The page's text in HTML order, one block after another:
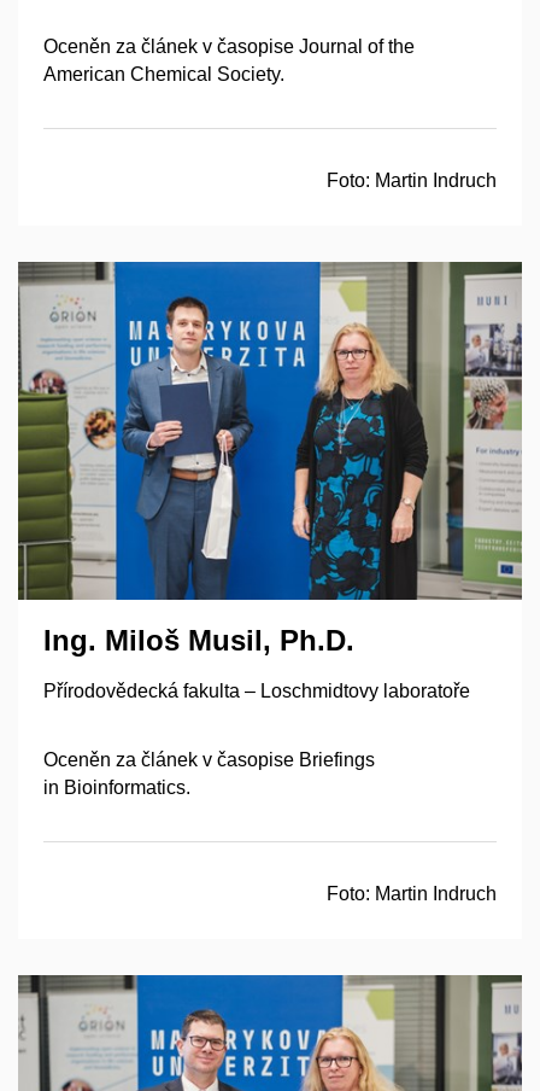
Oceněn za článek v časopise Journal of the
American Chemical Society.
Foto: Martin Indruch
Ing. Miloš Musil, Ph.D.
Přírodovědecká fakulta – Loschmidtovy laboratoře
Oceněn za článek v časopise Briefings
in Bioinformatics.
Foto: Martin Indruch